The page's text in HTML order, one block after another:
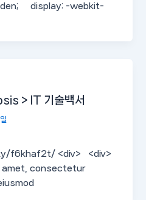
display: -webkit-
> IT 기술백서
f6khaf2t/ <div> <div>
amet, consectetur